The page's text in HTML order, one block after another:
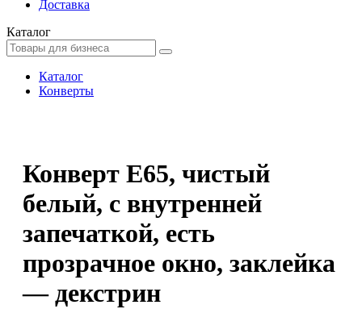
Доставка
Каталог
Каталог
Конверты
Конверт E65, чистый
белый, с внутренней
запечаткой, есть
прозрачное окно, заклейка
— декстрин